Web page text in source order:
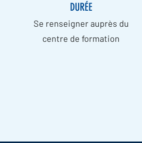
DURÉE
Se renseigner auprès du
centre de formation